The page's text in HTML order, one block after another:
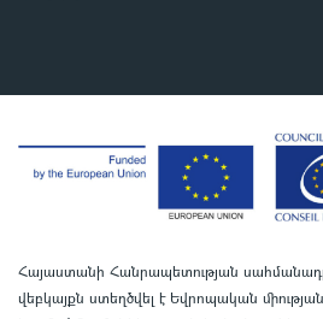
Հայաստանի Հանրապետության
վեբկայքն ստեղծվել է Եվրոպական